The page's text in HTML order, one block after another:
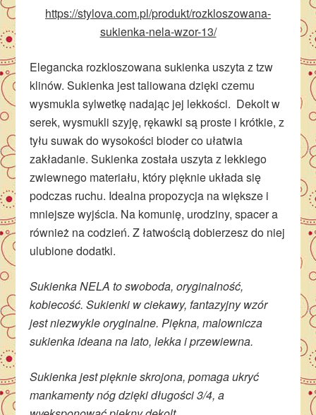
https://stylova.com.pl/produkt/rozkloszowana-
sukienka-nela-wzor-13/
Elegancka rozkloszowana sukienka uszyta z tzw
klinów. Sukienka jest taliowana dzięki czemu
wysmukla sylwetkę nadając jej lekkości. Dekolt w
serek, wysmukli szyję, rękawki są proste i krótkie, z
tyłu suwak do wysokości bioder co ułatwia
zakładanie. Sukienka została uszyta z lekkiego
zwiewnego materiału, który pięknie układa się
podczas ruchu. Idealna propozycja na większe i
mniejsze wyjścia. Na komunię, urodziny, spacer a
również na codzień. Z łatwością dobierzesz do niej
ulubione dodatki.
Sukienka NELA to swoboda, oryginalność,
kobiecość. Sukienki w ciekawy, fantazyjny wzór
jest niezwykle oryginalne. Piękna, malownicza
sukienka ideana na lato, lekka i przewiewna.
Sukienka jest pięknie skrojona, pomaga ukryć
mankamenty nóg dzięki długości 3/4, a